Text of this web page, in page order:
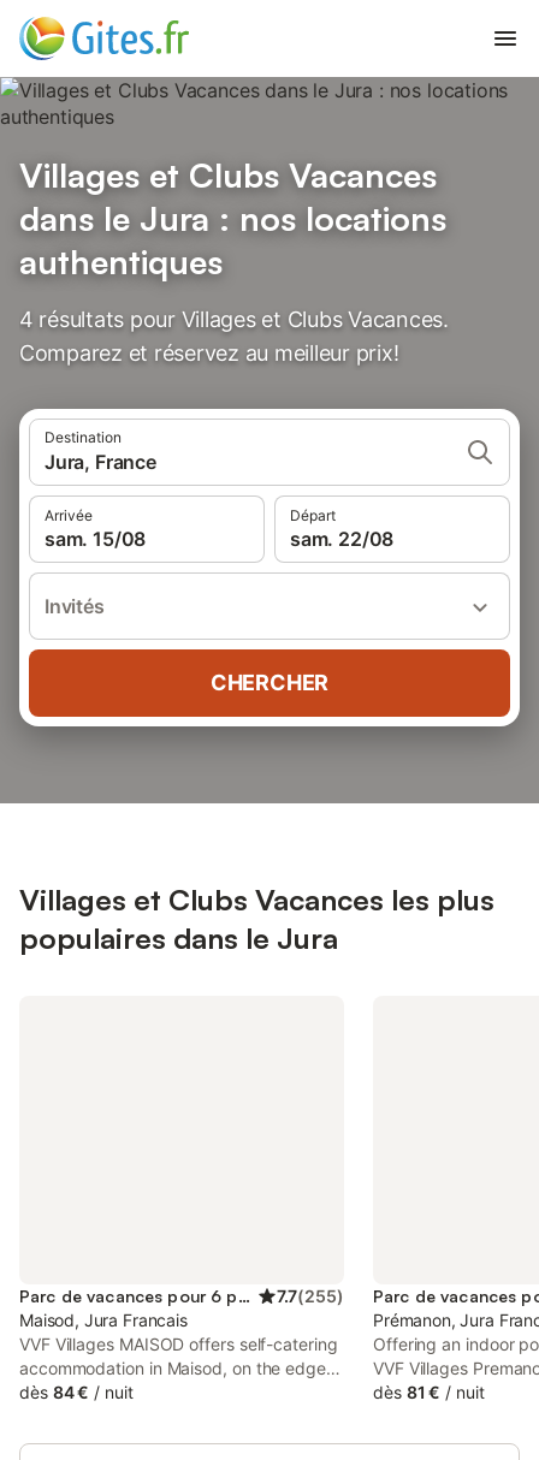
Villages et Clubs Vacances
dans le Jura : nos locations
authentiques
4 résultats pour Villages et Clubs Vacances.
Comparez et réservez au meilleur prix!
Destination
Jura, France
Arrivée
sam. 15/08
Départ
sam. 22/08
Invités
CHERCHER
Villages et Clubs Vacances les plus
populaires dans le Jura
Parc de vacances pour 6 personnes 7.7(255)
Maisod, Jura Francais
VVF Villages MAISOD offers self-catering
accommodation in Maisod, on the edge
of the Vouglans Lake, the local cliffs and
dès 84 € / nuit
Prémanon, Jura
Offering an indoor
VVF Villages
from Rousses Ski
Park. It provides
dès 81 € / nuit